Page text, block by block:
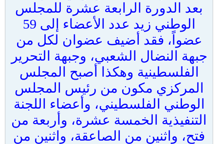
بعد الدورة الرابعة عشرة للمجلس
الوطني زيد عدد الأعضاء إلى 59
عضواً، فقد أضيف عضوان لكل من
جبهة النضال الشعبي، وجبهة التحرير
الفلسطينية وهكذا أصبح المجلس
المركزي مكون من رئيس المجلس
الوطني الفلسطيني، وأعضاء اللجنة
التنفيذية الخمسة عشرة، وأربعة من
فتح، واثنين من الصاعقة، واثنين من